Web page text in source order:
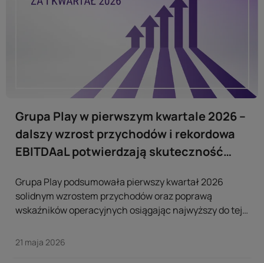
Grupa Play w pierwszym kwartale 2026 –
dalszy wzrost przychodów i rekordowa
EBITDAaL potwierdzają skuteczność
Grupa Play podsumowała pierwszy kwartał 2026
solidnym wzrostem przychodów oraz poprawą
wskaźników operacyjnych osiągając najwyższy do tej
potwierdzają skuteczność modelu biznesowego
21 maja 2026